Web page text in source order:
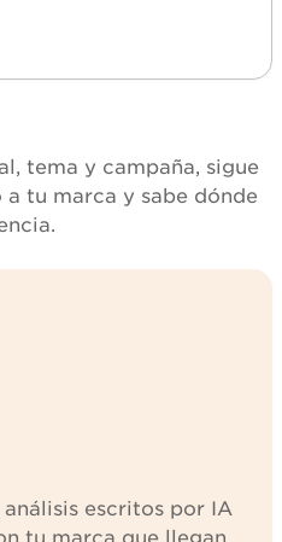
tema y campaña, sigue
a tu marca y sabe dónde
escritos por IA